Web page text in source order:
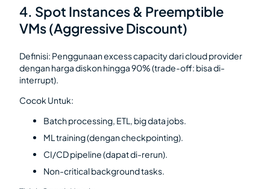
4. Spot Instances & Preemptible
VMs (Aggressive Discount)
Definisi: Penggunaan excess capacity dari cloud provider
dengan harga diskon hingga 90% (trade-off: bisa di-
interrupt).
Cocok Untuk:
Batch processing, ETL, big data jobs.
ML training (dengan checkpointing).
CI/CD pipeline (dapat di-rerun).
Non-critical background tasks.